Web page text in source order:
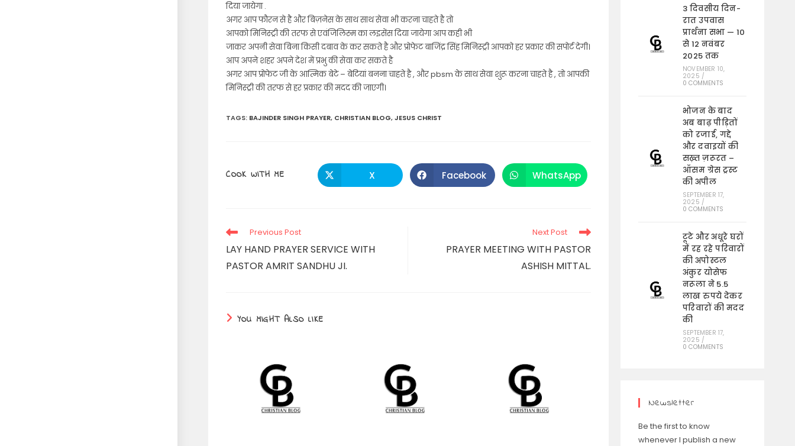
दिया जायेगा .
अगर आप फौरन से है और बिज़नेस के साथ साथ सेवा भी करना चाहते है तो
आपको मिनिस्ट्री की तरफ से एवंजिलिस्म का लइसेंस दिया जायेगा आप कही भी
जाकर अपनी सेवा बिना किसी दबाव के कर सकते है और प्रोफेट बाजिंद्र सिंह मिनिस्ट्री आपको हर प्रकार की सपोर्ट देगी।
आप अपने शहर अपने देश में प्रभु की सेवा कर सकते है
अगर आप प्रोफेट जी के आत्मिक बेटे – बेटियां बनना चाहते है , और pbsm के साथ सेवा शुरू करना चाहते है , तो आपकी
मिनिस्ट्री की तरफ से हर प्रकार की मदद की जाएगी।
TAGS: BAJINDER SINGH PRAYER, CHRISTIAN BLOG, JESUS CHRIST
COOK WITH MESHARE
Opens
in
X Opens
in
Facebook Opens
in
WhatsApp
Read
articles
Previous Post
LAY HAND PRAYER SERVICE WITH
PASTOR AMRIT SANDHU JI.
Next Post
PRAYER MEETING WITH PASTOR
ASHISH MITTAL.
YOU MIGHT ALSO LIKE
3 दिवसीय दिन-
रात उपवास
प्रार्थना सभा — 10
से 12 नवंबर
2025 तक
NOVEMBER 10,
2025 /
0 COMMENTS
भोजन के बाद
अब बाढ़ पीड़ितों
को रजाई, गद्दे
और दवाइयों की
सख़्त ज़रूरत –
ऑसम ग्रेस ट्रस्ट
की अपील
SEPTEMBER 17,
2025 /
0 COMMENTS
टूटे और अधूरे घरों
में रह रहे परिवारों
की अपोस्टल
अंकुर योसेफ
नरूला ने 5.5
लाख रुपये देकर
परिवारों की मदद
की
SEPTEMBER 17,
2025 /
0 COMMENTS
Newsletter
Be the first to know
whenever I publish a new